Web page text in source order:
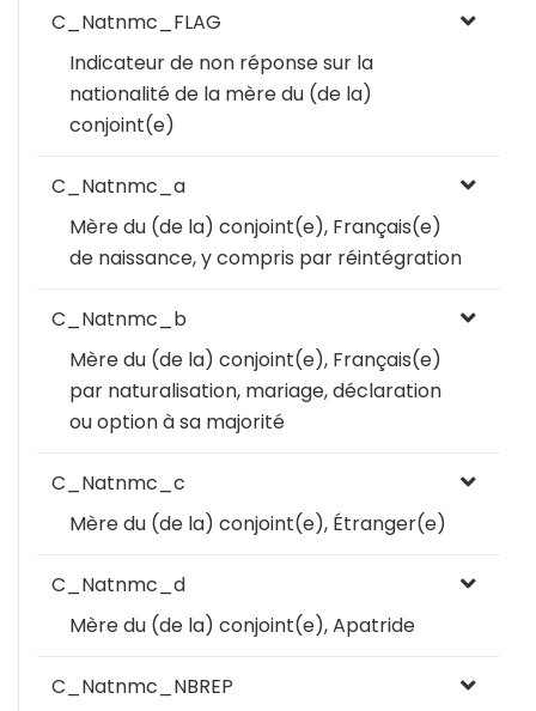
C_Natnmc_FLAG
Indicateur de non réponse sur la
nationalité de la mère du (de la)
conjoint(e)
C_Natnmc_a
Mère du (de la) conjoint(e), Français(e)
de naissance, y compris par réintégration
C_Natnmc_b
Mère du (de la) conjoint(e), Français(e)
par naturalisation, mariage, déclaration
ou option à sa majorité
C_Natnmc_c
Mère du (de la) conjoint(e), Étranger(e)
C_Natnmc_d
Mère du (de la) conjoint(e), Apatride
C_Natnmc_NBREP